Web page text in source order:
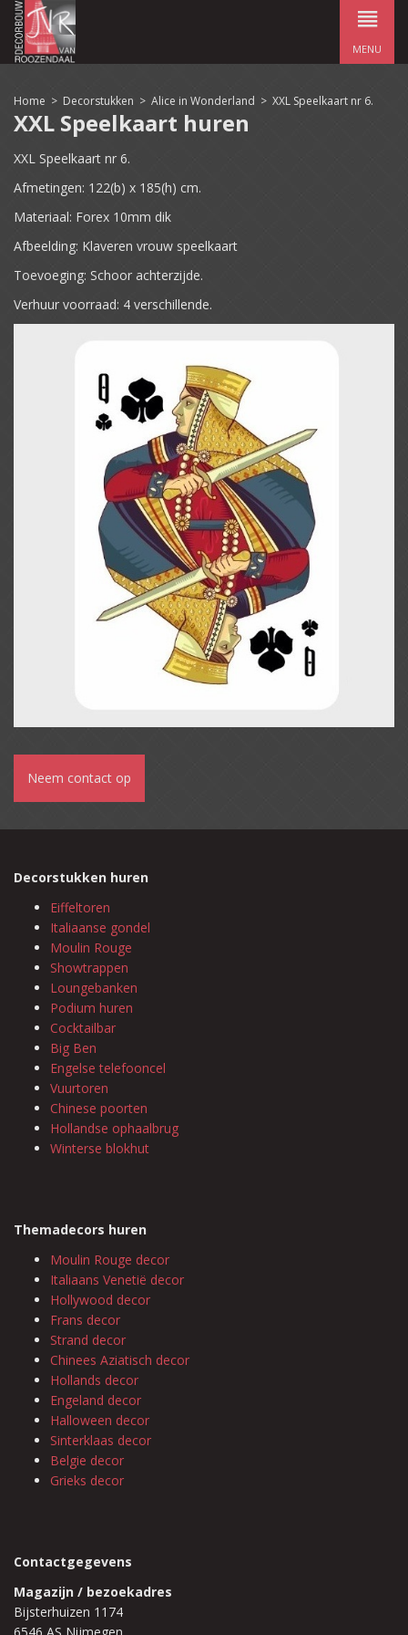
MENU
Home > Decorstukken > Alice in Wonderland > XXL Speelkaart nr 6.
XXL Speelkaart huren
XXL Speelkaart nr 6.
Afmetingen: 122(b) x 185(h) cm.
Materiaal: Forex 10mm dik
Afbeelding: Klaveren vrouw speelkaart
Toevoeging: Schoor achterzijde.
Verhuur voorraad: 4 verschillende.
Neem contact op
Decorstukken huren
Eiffeltoren
Italiaanse gondel
Moulin Rouge
Showtrappen
Loungebanken
Podium huren
Cocktailbar
Big Ben
Engelse telefooncel
Vuurtoren
Chinese poorten
Hollandse ophaalbrug
Winterse blokhut
Themadecors huren
Moulin Rouge decor
Italiaans Venetië decor
Hollywood decor
Frans decor
Strand decor
Chinees Aziatisch decor
Hollands decor
Engeland decor
Halloween decor
Sinterklaas decor
Belgie decor
Grieks decor
Contactgegevens
Magazijn / bezoekadres
Bijsterhuizen 1174